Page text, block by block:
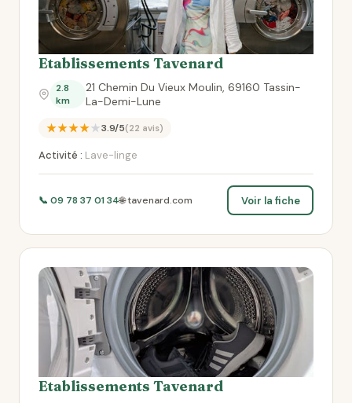
Etablissements Tavenard
2.8
km
21 Chemin Du Vieux Moulin, 69160 Tassin-
La-Demi-Lune
★★★★★3.9/5(22 avis)
Activité : Lave-linge
📞 09 78 37 01 34🌐 tavenard.com Voir la fiche
Etablissements Tavenard